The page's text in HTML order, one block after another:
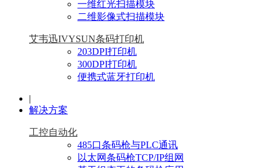
一维红光扫描模块
二维影像式扫描模块
艾韦迅IVYSUN条码打印机
203DPI打印机
300DPI打印机
便携式蓝牙打印机
|
解决方案
工控自动化
485口条码枪与PLC通讯
以太网条码枪TCP/IP组网